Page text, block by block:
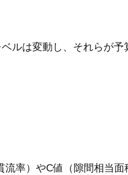
ルは変動し、それらが予
流率）やC値（隙間相当面